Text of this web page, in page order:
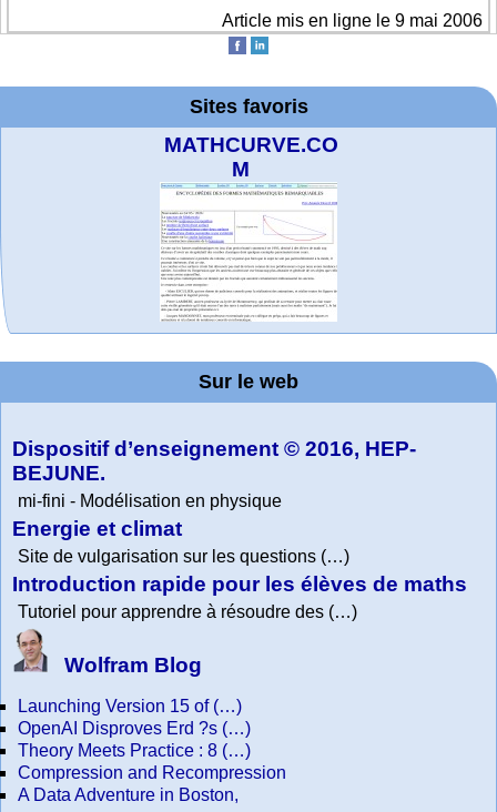
Article mis en ligne le 9 mai 2006
Sites favoris
TED Talks
MATHCURVE.CO
M
Wolfram web
resources
Wolfram
Demonstrations
Project. College
Physics
Arts-Scènes
Online math
practice and
lessons
Wolfram
Mathematica
Tutorial
Collection
Wolfram
Education Portal
La société 2018
expliquée à mon
grand-père
Office fédéral de
la statistique
Sur le web
Dispositif d’enseignement © 2016, HEP-
BEJUNE.
mi-fini - Modélisation en physique
Energie et climat
Site de vulgarisation sur les questions (…)
Introduction rapide pour les élèves de maths
Tutoriel pour apprendre à résoudre des (…)
Wolfram Blog
Launching Version 15 of (…)
OpenAI Disproves Erd ?s (…)
Theory Meets Practice : 8 (…)
Compression and Recompression
A Data Adventure in Boston,